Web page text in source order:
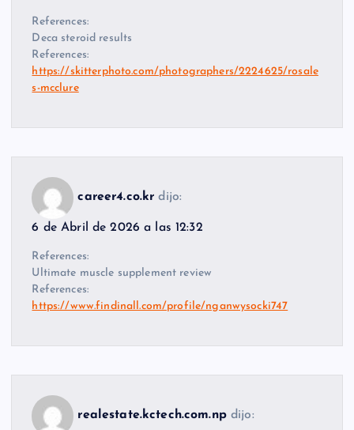
References:
Deca steroid results
References:
https://skitterphoto.com/photographers/2224625/rosale
s-mcclure
career4.co.kr dijo:
6 de Abril de 2026 a las 12:32
References:
Ultimate muscle supplement review
References:
https://www.findinall.com/profile/nganwysocki747
realestate.kctech.com.np dijo: